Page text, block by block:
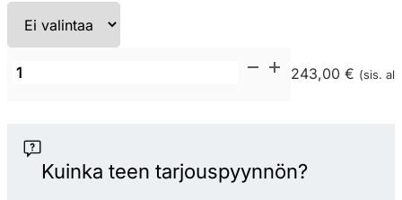
Nardi
terassipöytä
määrä
243,00 € (sis.
Kuinka teen tarjouspyynnön?